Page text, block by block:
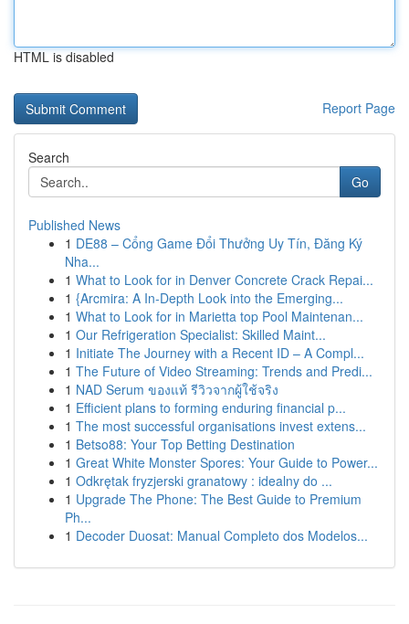
HTML is disabled
Report Page
Search
Go
Published News
1 DE88 – Cổng Game Đổi Thưởng Uy Tín, Đăng Ký
Nha...
1 What to Look for in Denver Concrete Crack Repai...
1 {Arcmira: A In-Depth Look into the Emerging...
1 What to Look for in Marietta top Pool Maintenan...
1 Our Refrigeration Specialist: Skilled Maint...
1 Initiate The Journey with a Recent ID – A Compl...
1 The Future of Video Streaming: Trends and Predi...
1 NAD Serum ของแท้ รีวิวจากผู้ใช้จริง
1 Efficient plans to forming enduring financial p...
1 The most successful organisations invest extens...
1 Betso88: Your Top Betting Destination
1 Great White Monster Spores: Your Guide to Power...
1 Odkrętak fryzjerski granatowy : idealny do ...
1 Upgrade The Phone: The Best Guide to Premium
Ph...
1 Decoder Duosat: Manual Completo dos Modelos...